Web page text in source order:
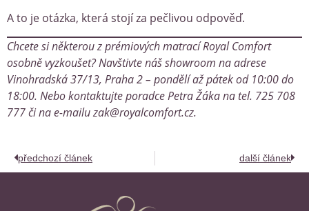
A to je otázka, která stojí za pečlivou odpověď.
Chcete si některou z prémiových matrací Royal Comfort
osobně vyzkoušet? Navštivte náš showroom na adrese
Vinohradská 37/13, Praha 2 – pondělí až pátek od 10:00 do
18:00. Nebo kontaktujte poradce Petra Žáka na tel. 725 708
777 či na e-mailu zak@royalcomfort.cz.
předchozí článek další článek